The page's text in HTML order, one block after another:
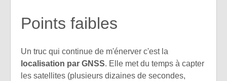
Points faibles
Un truc qui continue de m'énerver c'est la
localisation par GNSS. Elle met du temps à capter
les satellites (plusieurs dizaines de secondes,